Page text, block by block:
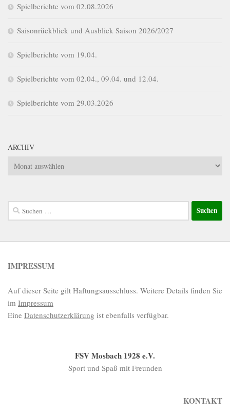
Spielberichte vom 02.08.2026
Saisonrückblick und Ausblick Saison 2026/2027
Spielberichte vom 19.04.
Spielberichte vom 02.04., 09.04. und 12.04.
Spielberichte vom 29.03.2026
ARCHIV
Archiv
Suchen
nach:
IMPRESSUM
Auf dieser Seite gilt Haftungsausschluss. Weitere Details finden Sie
im Impressum
Eine Datenschutzerklärung ist ebenfalls verfügbar.
FSV Mosbach 1928 e.V.
Sport und Spaß mit Freunden
KONTAKT